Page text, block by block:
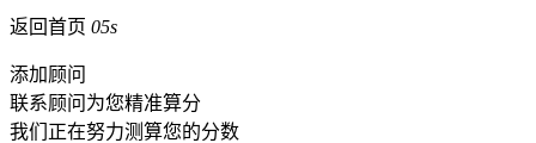
返回首页 05s
添加顾问
联系顾问为您精准算分
我们正在努力测算您的分数